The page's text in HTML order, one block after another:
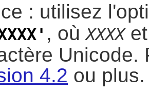
: utilisez
, oùXXXXet
Unicode.
4.2 ou plus.